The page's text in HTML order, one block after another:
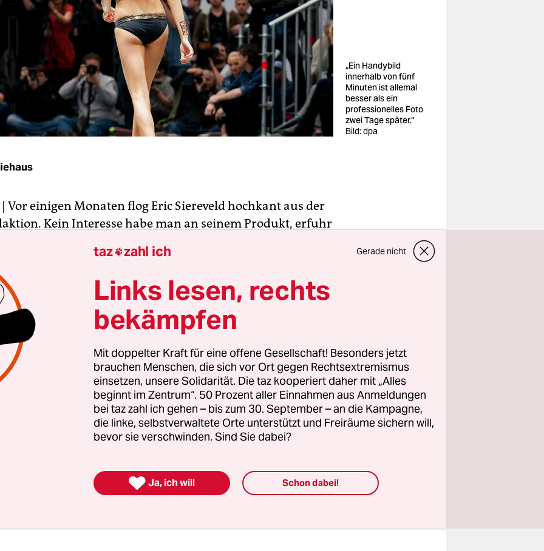
„Ein Handybild
innerhalb von fünf
Minuten ist allemal
besser als ein
professionelles Foto
zwei Tage später.“
Bild: dpa
| Vor einigen Monaten flog Eric Siereveld hochkant aus der
Kein Interesse habe man an seinem Produkt, erfuhr
massenhaft Bilder, geschossen von Handy-
in Berlin, Bamberg und dem Rest der Welt. Der Vizechef
finnischen Firma Scoopshot ist deshalb verhasst unter
Fotojournalisten. Ihnen raubt der Zehn-Mitarbeiter-
Helsinki mit seiner Armada an Amateur-Knipsern einen
Teil ihrer Existenzgrundlage.
bietet Medien weltweit //www.scoopshot.com/:eine
die sie an das Material von LeserreporterInnen
können. Diese laden ihre Bilder vor Ort in eine App und
können zum Spottpreis direkt zuschlagen. Sierevelds
als ein professionelles Foto zwei Tage später.“
taz zahl ich Gerade nicht
Links lesen, rechts
bekämpfen
Mit doppelter Kraft für eine offene Gesellschaft! Besonders jetzt
brauchen Menschen, die sich vor Ort gegen Rechtsextremismus
einsetzen, unsere Solidarität. Die taz kooperiert daher mit „Alles
beginnt im Zentrum“. 50 Prozent aller Einnahmen aus Anmeldungen
bei taz zahl ich gehen – bis zum 30. September – an die Kampagne,
die linke, selbstverwaltete Orte unterstützt und Freiräume sichern will,
bevor sie verschwinden. Sind Sie dabei?
 Ja, ich will Schon dabei!